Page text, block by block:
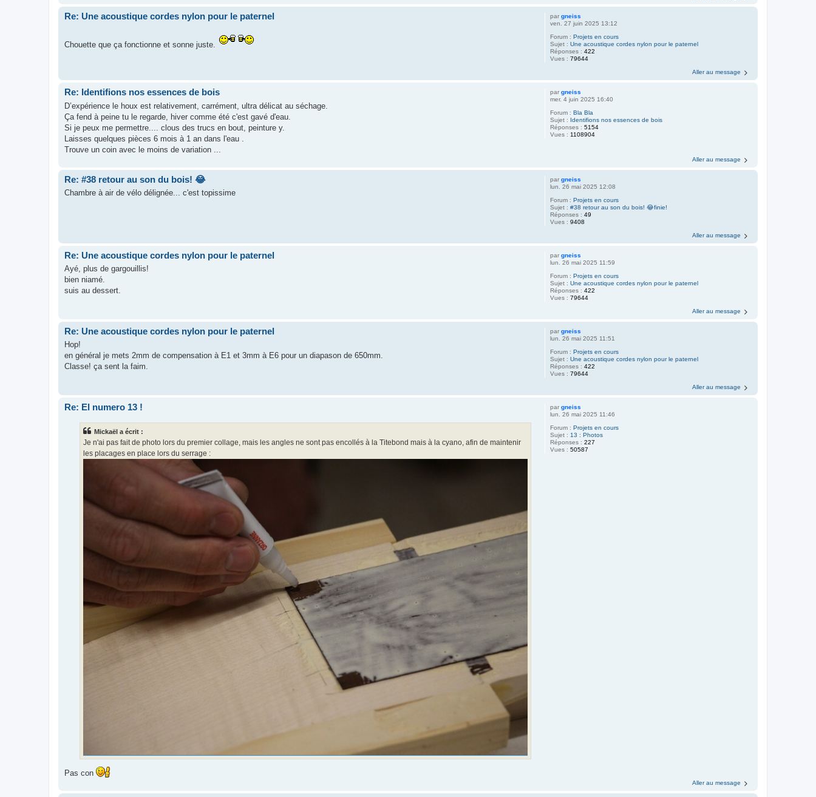
pargneiss
ven. 27 juin 2025 13:12
Forum :Projets en cours
Sujet :Une acoustique cordes nylon pour le paternel
Réponses :422
Vues :79644
Re: Une acoustique cordes nylon pour le paternel
Chouette que ça fonctionne et sonne juste.
Aller au message
pargneiss
mer. 4 juin 2025 16:40
Forum :Bla Bla
Sujet : Identifions nos essences de bois
Réponses :5154
Vues : 1108904
Re: Identifions nos essences de bois
D’expérience le houx est relativement, carrément, ultra délicat au séchage.
Ça fend à peine tu le regarde, hiver comme été c'est gavé d'eau.
Si je peux me permettre.... clous des trucs en bout, peinture y.
Laisses quelques pièces 6 mois à 1 an dans l'eau .
Trouve un coin avec le moins de variation ...
Aller au message
pargneiss
lun. 26 mai 2025 12:08
Forum :Projets en cours
Sujet :#38 retour au son du bois! 😂finie!
Réponses :49
Vues :9408
Re: #38 retour au son du bois! 😂
Chambre à air de vélo délignée... c'est topissime
Aller au message
pargneiss
lun. 26 mai 2025 11:59
Forum :Projets en cours
Sujet :Une acoustique cordes nylon pour le paternel
Réponses :422
Vues :79644
Re: Une acoustique cordes nylon pour le paternel
Ayé, plus de gargouillis!
bien niamé.
suis au dessert.
Aller au message
pargneiss
lun. 26 mai 2025 11:51
Forum :Projets en cours
Sujet :Une acoustique cordes nylon pour le paternel
Réponses :422
Vues :79644
Re: Une acoustique cordes nylon pour le paternel
Hop!
en général je mets 2mm de compensation à E1 et 3mm à E6 pour un diapason de 650mm.
Classe! ça sent la faim.
Aller au message
pargneiss
lun. 26 mai 2025 11:46
Forum :Projets en cours
Sujet : 13 : Photos
Réponses :227
Vues :50587
Re: El numero 13 !
Mickaël a écrit :
Je n'ai pas fait de photo lors du premier collage, mais les angles ne sont pas encollés à la Titebond mais à la cyano, afin de maintenir
les placages en place lors du serrage :
Pas con
Aller au message